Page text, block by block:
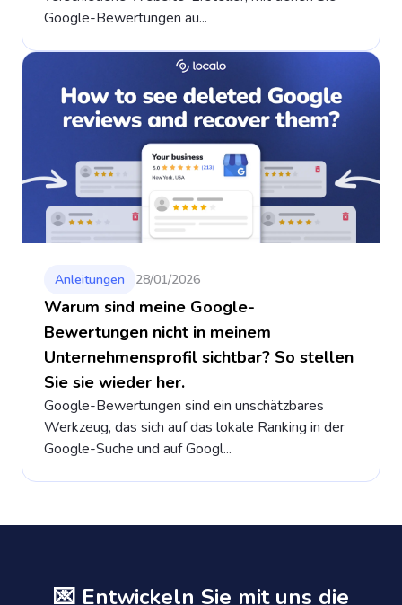
Google-Bewertungen au...
Anleitungen 28/01/2026
Warum sind meine Google-
Bewertungen nicht in meinem
Unternehmensprofil sichtbar? So stellen
Sie sie wieder her.
Google-Bewertungen sind ein unschätzbares
Werkzeug, das sich auf das lokale Ranking in der
Google-Suche und auf Googl...
💌 Entwickeln Sie mit uns die